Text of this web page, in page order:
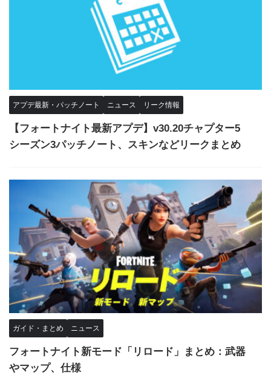
アプデ最新・パッチノート ニュース リーク情報
【フォートナイト最新アプデ】v30.20チャプター5
シーズン3パッチノート、スキンなどリークまとめ
ガイド・まとめ ニュース
フォートナイト新モード「リロード」まとめ：武器
やマップ、仕様